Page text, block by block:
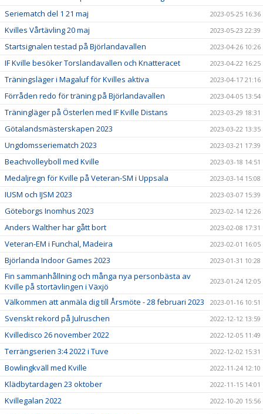
Seriematch del 1 21 maj 2023-05-25 16:36
Kvilles Vårtävling 20 maj 2023-05-23 22:39
Startsignalen testad på Björlandavallen 2023-04-26 10:26
IF Kville besöker Torslandavallen och Knatteracet 2023-04-22 16:25
Träningsläger i Magaluf för Kvilles aktiva 2023-04-17 21:16
Förråden redo för träning på Björlandavallen 2023-04-05 13:54
Träningläger på Österlen med IF Kville Distans 2023-03-29 18:31
Götalandsmästerskapen 2023 2023-03-22 13:35
Ungdomsseriematch 2023 2023-03-21 17:39
Beachvolleyboll med Kville 2023-03-18 14:51
Medaljregn för Kville på Veteran-SM i Uppsala 2023-03-14 15:08
IUSM och IJSM 2023 2023-03-07 15:39
Göteborgs Inomhus 2023 2023-02-14 12:26
Anders Walther har gått bort 2023-02-08 17:31
Veteran-EM i Funchal, Madeira 2023-02-01 16:05
Björlanda Indoor Games 2023 2023-01-31 10:28
Fin sammanhållning och många nya personbästa av
Kville på stortävlingen i Växjö
2023-01-24 12:05
Välkommen att anmäla dig till Årsmöte - 28 februari 2023 2023-01-16 10:51
Svenskt rekord på Julruschen 2022-12-12 13:59
Kvilledisco 26 november 2022 2022-12-05 11:49
Terrängserien 3:4 2022 i Tuve 2022-12-02 15:31
Bowlingkväll med Kville 2022-11-24 12:10
Klädbytardagen 23 oktober 2022-11-15 14:01
Kvillegalan 2022 2022-10-20 15:56